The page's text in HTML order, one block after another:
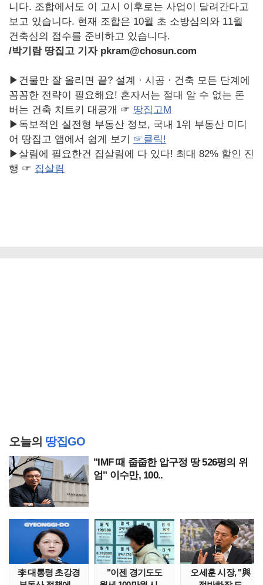
니다. 조합에서도 이 고시 이후로는 사업이 달려간다고
보고 있습니다. 현재 조합은 10월 초 소방심의와 11월
건축심의 접수를 준비하고 있습니다.
/박기람 땅집고 기자 pkram@chosun.com
▶건물만 잘 올리면 끝? 설계 · 시공 · 건축 모든 단계에
꼼꼼한 전략이 필요해요! 혼자서는 절대 알 수 없는 돈
버는 건축 치트키 대공개 ☞ 땅집고M
▶독보적인 실전형 부동산 정보, 국내 1위 부동산 미디
어 땅집고 앱에서 쉽게 보기 ☞클릭!
▶살림에 필요한건 집살림에 다 있다! 최대 82% 할인 진
행 ☞ 집살림
오늘의 땅집GO
"IMF 때 줍줍한 압구정 땅 526평의 위
엄" 이수만, 100..
李 대통령 초강경
"이젠 경기도도
오세훈 시장, "與